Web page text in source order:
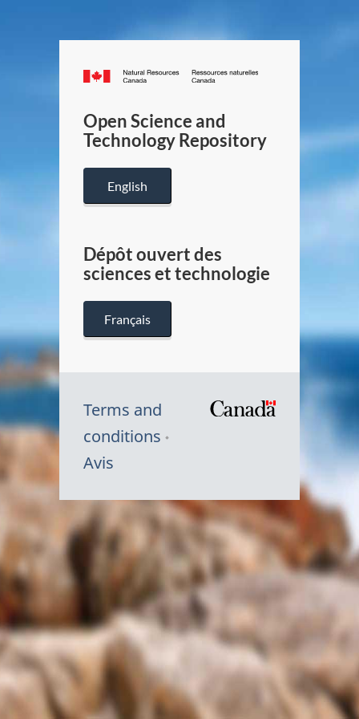
Canada.ca
/
Canada
Open Science and
Technology Repository
English
Dépôt ouvert des
sciences et technologie
Français
Terms and
conditions
Avis
Symbole
du
Canada